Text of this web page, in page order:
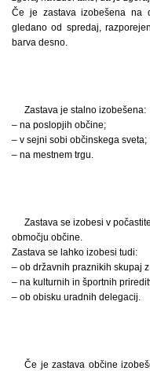
Če je zastava izobešena na
gledano od spredaj,
barva desno.
Zastava je stalno izobešena:
– na poslopjih občine;
– v sejni sobi občinskega sveta;
– na mestnem trgu.
Zastava se izobesi v
območju občine.
Zastava se lahko izobesi tudi:
– ob državnih praznikih skupaj
– na kulturnih in športnih
– ob obisku uradnih delegacij.
Če je zastava občine